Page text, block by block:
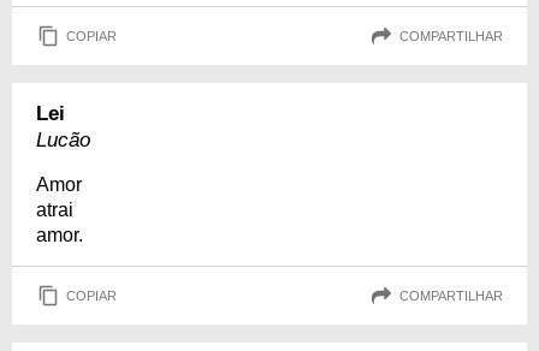
COPIAR COMPARTILHAR
Lei
Lucão
Amor
atrai
amor.
COPIAR COMPARTILHAR